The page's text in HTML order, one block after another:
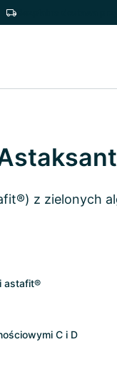
z zielonych
astafit®
C i D